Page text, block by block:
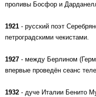
проливы Босфор и
1921 - русский поэт
петроградскими чекистами.
1927 - между Берлином
впервые проведён сеанс
1932 - дуче Италии Бенито